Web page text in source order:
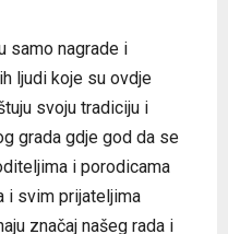
samo nagrade i
ljudi koje su ovdje
svoju tradiciju i
grada gdje god da se
i porodicama
i svim prijateljima
značaj našeg rada i